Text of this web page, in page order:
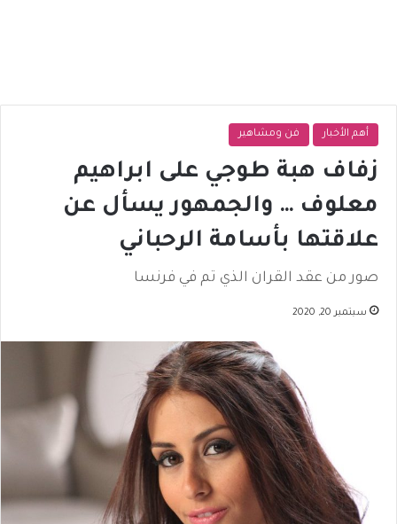
أهم الأخبار فن ومشاهير
زفاف هبة طوجي على ابراهيم
معلوف … والجمهور يسأل عن
علاقتها بأسامة الرحباني
صور من عقد القران الذي تم في فرنسا
سبتمبر 20, 2020